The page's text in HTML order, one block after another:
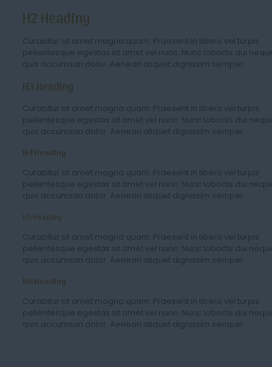
H2 Heading
Curabitur sit amet magna quam. Praesent in libero vel turpis
pellentesque egestas sit amet vel nunc. Nunc lobortis dui
quis accumsan dolor. Aenean aliquet dignissim semper.
H3 Heading
Curabitur sit amet magna quam. Praesent in libero vel turpis
pellentesque egestas sit amet vel nunc. Nunc lobortis dui
quis accumsan dolor. Aenean aliquet dignissim semper.
H4 Heading
Curabitur sit amet magna quam. Praesent in libero vel turpis
pellentesque egestas sit amet vel nunc. Nunc lobortis dui
quis accumsan dolor. Aenean aliquet dignissim semper.
H5 Heading
Curabitur sit amet magna quam. Praesent in libero vel turpis
pellentesque egestas sit amet vel nunc. Nunc lobortis dui
quis accumsan dolor. Aenean aliquet dignissim semper.
H6 Heading
Curabitur sit amet magna quam. Praesent in libero vel turpis
pellentesque egestas sit amet vel nunc. Nunc lobortis dui
quis accumsan dolor. Aenean aliquet dignissim semper.